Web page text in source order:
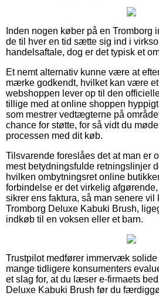
Inden nogen køber på en Tromborg
de til hver en tid sætte sig ind i
handelsaftale, dog er det typisk et
Et nemt alternativ kunne være at
mærke godkendt, hvilket kan være
webshoppen lever op til den
tillige med at online shoppen
som mestrer vedtægterne på
chance for støtte, for så vidt du
processen med dit køb.
Tilsvarende foreslåes det at man er
mest betydningsfulde retningslinjer
hvilken ombytningsret online
forbindelse er det virkelig
sikrer ens faktura, så man senere vil
Tromborg Deluxe Kabuki Brush,
indkøb til en voksen eller et barn.
Trustpilot medfører immervæk
mange tidligere konsumenters
et slag for, at du læser e-firmaets
Deluxe Kabuki Brush før du